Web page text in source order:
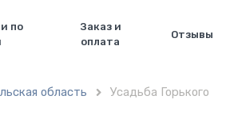
по
Заказ и
оплата
Отзывы
область  Усадьба Горького